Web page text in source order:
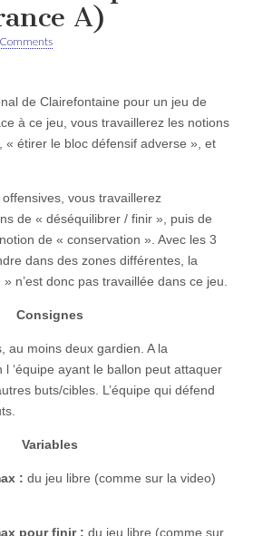
A)
de Clairefontaine pour un jeu de
à ce jeu, vous travaillerez les notions
« étirer le bloc défensif adverse », et
vous travaillerez
de « déséquilibrer / finir », puis de
de « conservation ». Avec les 3
dans des zones différentes, la
n’est donc pas travaillée dans ce jeu.
Consignes
au moins deux gardien. A la
‘équipe ayant le ballon peut attaquer
buts/cibles. L’équipe qui défend
Variables
: du jeu libre (comme sur la video)
pour finir : du jeu libre (comme sur